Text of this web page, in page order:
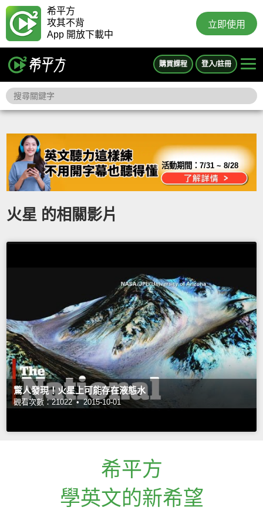
希平方
攻其不背
App 開放下載中
立即使用
購買課程 登入/註冊
活動期間：7/31 ~ 8/28
火星 的相關影片
驚人發現！火星上可能存在液態水
觀看次數：21022 • 2015-10-01
希平方
學英文的新希望